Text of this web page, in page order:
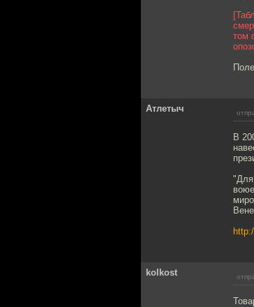
том
Атлетыч
В
"Для
kolkost